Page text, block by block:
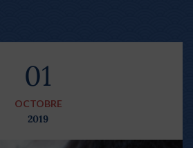
01
OCTOBRE
2019